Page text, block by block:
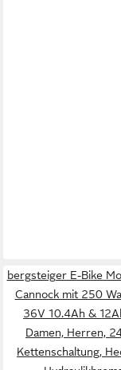
bergsteiger E-Bike
Cannock mit 250
36V 10.4Ah &
Damen, Herren,
Kettenschaltung,